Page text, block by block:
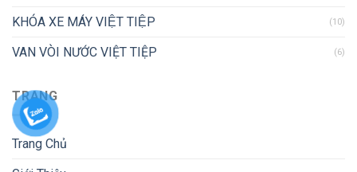
KHÓA XE MÁY VIỆT TIỆP (10)
VAN VÒI NƯỚC VIỆT TIỆP (6)
TRANG
Trang Chủ